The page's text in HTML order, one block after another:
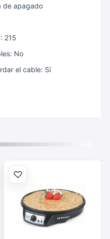
de apagado
215
No
el cable: Sí